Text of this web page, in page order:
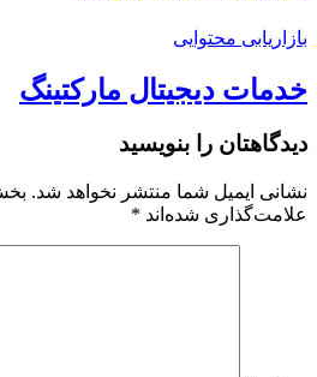
بازاریابی محتوایی
خدمات دیجیتال مارکتینگ
دیدگاهتان را بنویسید
نشانی ایمیل شما منتشر نخواهد شد.
علامت‌گذاری شده‌اند *